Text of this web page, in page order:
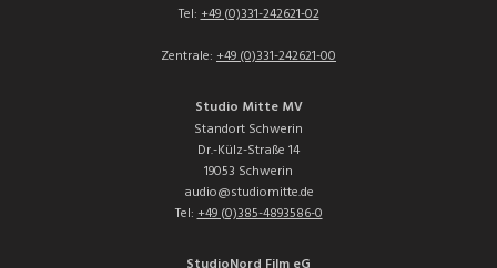
Tel:+49 (0)331-242621-02
Zentrale: +49 (0)331-242621-00
Studio Mitte MV
Standort Schwerin
Dr.-Külz-Straße 14
19053 Schwerin
audio@studiomitte.de
Tel:+49 (0)385-4893586-0